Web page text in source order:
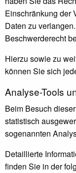
Einschränkung der
Daten zu
Beschwerderecht
Hierzu sowie zu
können Sie sich
Analyse-Tools
Beim Besuch
statistisch
sogenannten
Detaillierte
finden Sie in der